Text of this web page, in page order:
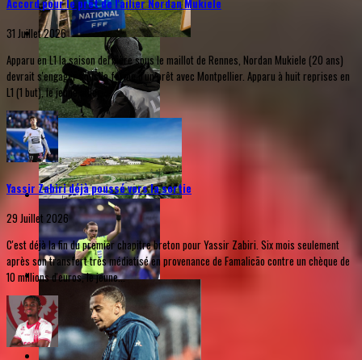
Accord pour le prêt de l'ailier Nordan Mukiele
31 Juillet 2026
Apparu en L1 la saison dernière sous le maillot de Rennes, Nordan Mukiele (20 ans)
devrait s'engager sous la forme d'un prêt avec Montpellier. Apparu à huit reprises en
L1 (1 but), le jeune ailier...
Yassir Zabiri déjà poussé vers la sortie
29 Juillet 2026
C'est déjà la fin du premier chapitre breton pour Yassir Zabiri. Six mois seulement
après son transfert très médiatisé en provenance de Famalicão contre un chèque de
10 millions d'euros, le jeune...